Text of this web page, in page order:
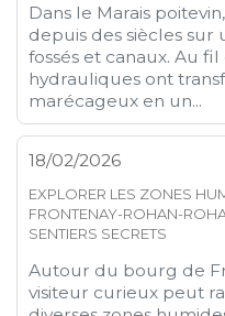
Dans le Marais
depuis des siècles sur
fossés et canaux. Au
hydrauliques ont
marécageux en un...
18/02/2026
EXPLORER LES ZONES
FRONTENAY-ROHAN-
SENTIERS SECRETS
Autour du bourg de
visiteur curieux peut